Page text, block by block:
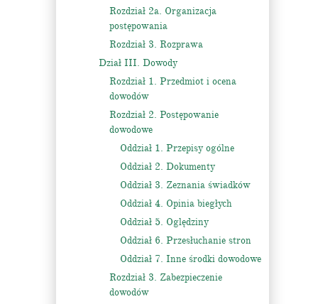
Rozdział 2a. Organizacja
postępowania
Rozdział 3. Rozprawa
Dział III. Dowody
Rozdział 1. Przedmiot i ocena
dowodów
Rozdział 2. Postępowanie
dowodowe
Oddział 1. Przepisy ogólne
Oddział 2. Dokumenty
Oddział 3. Zeznania świadków
Oddział 4. Opinia biegłych
Oddział 5. Oględziny
Oddział 6. Przesłuchanie stron
Oddział 7. Inne środki dowodowe
Rozdział 3. Zabezpieczenie
dowodów